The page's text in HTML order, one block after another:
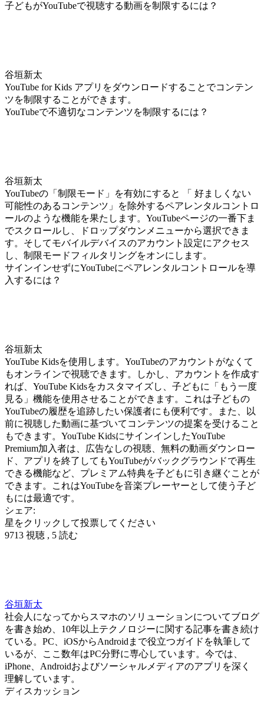
子どもがYouTubeで視聴する動画を制限するには？
谷垣新太
YouTube for Kids アプリをダウンロードすることでコンテン
ツを制限することができます。
YouTubeで不適切なコンテンツを制限するには？
谷垣新太
YouTubeの「制限モード」を有効にすると 「 好ましくない
可能性のあるコンテンツ」を除外するペアレンタルコントロ
ールのような機能を果たします。YouTubeページの一番下ま
でスクロールし、ドロップダウンメニューから選択できま
す。そしてモバイルデバイスのアカウント設定にアクセス
し、制限モードフィルタリングをオンにします。
サインインせずにYouTubeにペアレンタルコントロールを導
入するには？
谷垣新太
YouTube Kidsを使用します。YouTubeのアカウントがなくて
もオンラインで視聴できます。しかし、アカウントを作成す
れば、YouTube Kidsをカスタマイズし、子どもに「もう一度
見る」機能を使用させることができます。これは子どもの
YouTubeの履歴を追跡したい保護者にも便利です。また、以
前に視聴した動画に基づいてコンテンツの提案を受けること
もできます。YouTube KidsにサインインしたYouTube
Premium加入者は、広告なしの視聴、無料の動画ダウンロー
ド、アプリを終了してもYouTubeがバックグラウンドで再生
できる機能など、プレミアム特典を子どもに引き継ぐことが
できます。これはYouTubeを音楽プレーヤーとして使う子ど
もには最適です。
シェア:
星をクリックして投票してください
9713 視聴 , 5 読む
谷垣新太
社会人になってからスマホのソリューションについてブログ
を書き始め、10年以上テクノロジーに関する記事を書き続け
ている。PC、iOSからAndroidまで役立つガイドを執筆して
いるが、ここ数年はPC分野に専心しています。今では、
iPhone、Androidおよびソーシャルメディアのアプリを深く
理解しています。
ディスカッション